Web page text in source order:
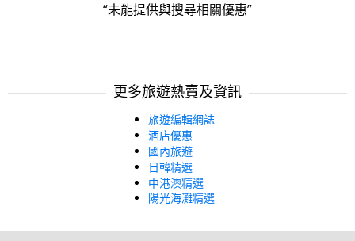
未能提供與搜尋相關優惠
更多旅遊熱賣及資訊
旅遊編輯網誌
酒店優惠
國內旅遊
日韓精選
中港澳精選
陽光海灘精選